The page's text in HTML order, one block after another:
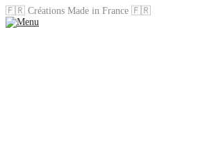
🇫🇷 Créations Made in France 🇫🇷